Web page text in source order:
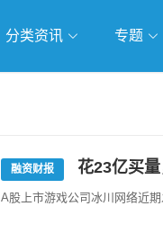
分类资讯 专题
融资财报 花23亿买
A股上市游戏公司冰川网络近期